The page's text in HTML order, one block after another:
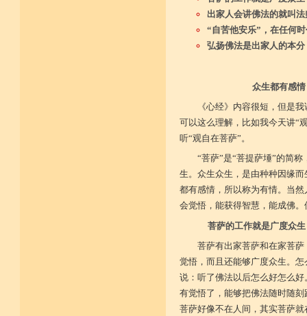
出家人会讲佛法的就叫法
“自苦他安乐”，在任何
弘扬佛法是出家人的本
众生都有感
《心经》内容很短，但是
可以这么理解，比如我今天讲“
听“观自在菩萨”。
“菩萨”是“菩提萨埵”的简
生。众生众生，是由种种因缘
都有感情，所以称为有情。当
会觉悟，能获得智慧，能成佛
菩萨的工作就是广度众
菩萨有出家菩萨和在家菩
觉悟，而且还能够广度众生。
说：听了佛法以后怎么好怎么
有觉悟了，能够把佛法随时随
菩萨好像不在人间，其实菩萨